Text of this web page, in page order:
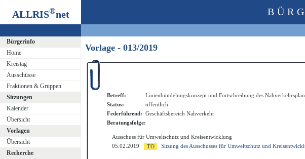
ALLRIS®net
Bürgerinfo
Home
Kreistag
Ausschüsse
Fraktionen & Gruppen
Sitzungen
Kalender
Übersicht
Vorlagen
Übersicht
Recherche
Vorlage - 013/2019
Betreff:
Linienbündelungskonzept und Fortschreibung des
Status:
öffentlich
Federführend: Geschäftsbereich Nahverkehr
Beratungsfolge:
Ausschuss für Umweltschutz und Kreisentwicklung
05.02.2019
Sitzung des Ausschusses für Umweltschutz und